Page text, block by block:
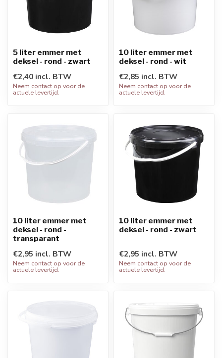
5 liter emmer met
deksel - rond - zwart
€2,40 incl. BTW
Neem contact op voor de
actuele levertijd.
10 liter emmer met
deksel - rond - wit
€2,85 incl. BTW
Neem contact op voor de
actuele levertijd.
10 liter emmer met
deksel - rond -
transparant
€2,95 incl. BTW
Neem contact op voor de
actuele levertijd.
10 liter emmer met
deksel - rond - zwart
€2,95 incl. BTW
Neem contact op voor de
actuele levertijd.